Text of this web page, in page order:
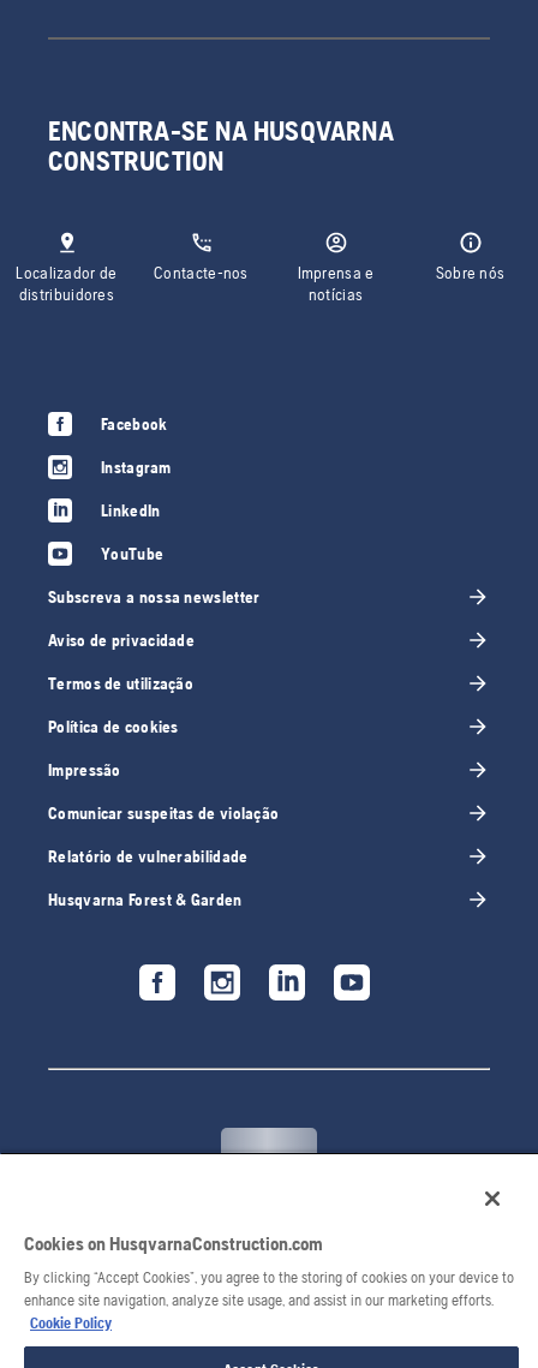
ENCONTRA-SE NA HUSQVARNA
CONSTRUCTION
Localizador de
distribuidores
Contacte-nos
Imprensa e
notícias
Sobre nós
Facebook
Instagram
LinkedIn
YouTube
Subscreva a nossa newsletter
Aviso de privacidade
Termos de utilização
Política de cookies
Impressão
Comunicar suspeitas de violação
Relatório de vulnerabilidade
Husqvarna Forest & Garden
© 2026 Husqvarna AB. Todos os direitos reservados.
Cookies on HusqvarnaConstruction.com
By clicking “Accept Cookies”, you agree to the storing of cookies on your device to
enhance site navigation, analyze site usage, and assist in our marketing efforts.
Cookie Policy